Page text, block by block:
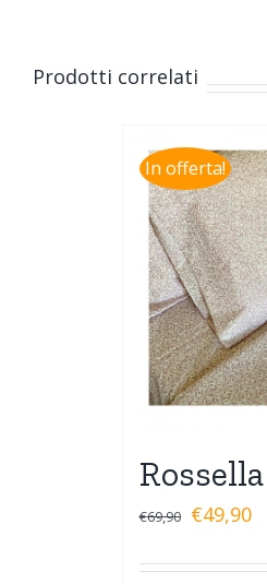
Prodotti correlati
In offerta!
Rossella
€69,90 €49,90